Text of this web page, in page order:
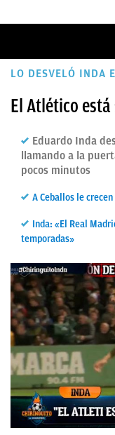
ÚLTIMAS
MADRID
BALONCESTO
CANTERA
FICHAJES
FEMENINO
PAPARAZZI
OKDIARIO
LO DESVELÓ INDA
El Atlético está
Eduardo Inda
llamando a la
pocos minutos
A Ceballos le
Inda: «El Real
temporadas»